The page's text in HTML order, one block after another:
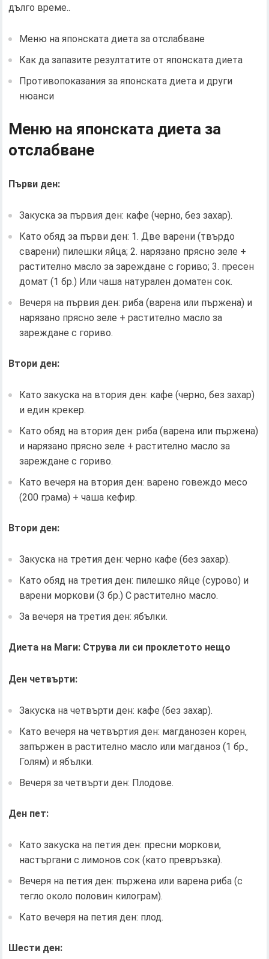
дълго време..
Меню на японската диета за отслабване
Как да запазите резултатите от японската диета
Противопоказания за японската диета и други
нюанси
Меню на японската диета за
отслабване
Първи ден:
Закуска за първия ден: кафе (черно, без захар).
Като обяд за първи ден: 1. Две варени (твърдо
сварени) пилешки яйца; 2. нарязано прясно зеле +
растително масло за зареждане с гориво; 3. пресен
домат (1 бр.) Или чаша натурален доматен сок.
Вечеря на първия ден: риба (варена или пържена) и
нарязано прясно зеле + растително масло за
зареждане с гориво.
Втори ден:
Като закуска на втория ден: кафе (черно, без захар)
и един крекер.
Като обяд на втория ден: риба (варена или пържена)
и нарязано прясно зеле + растително масло за
зареждане с гориво.
Като вечеря на втория ден: варено говеждо месо
(200 грама) + чаша кефир.
Втори ден:
Закуска на третия ден: черно кафе (без захар).
Като обяд на третия ден: пилешко яйце (сурово) и
варени моркови (3 бр.) С растително масло.
За вечеря на третия ден: ябълки.
Диета на Маги: Струва ли си проклетото нещо
Ден четвърти:
Закуска на четвърти ден: кафе (без захар).
Като вечеря на четвъртия ден: магданозен корен,
запържен в растително масло или магданоз (1 бр.,
Голям) и ябълки.
Вечеря за четвърти ден: Плодове.
Ден пет:
Като закуска на петия ден: пресни моркови,
настъргани с лимонов сок (като превръзка).
Вечеря на петия ден: пържена или варена риба (с
тегло около половин килограм).
Като вечеря на петия ден: плод.
Шести ден: